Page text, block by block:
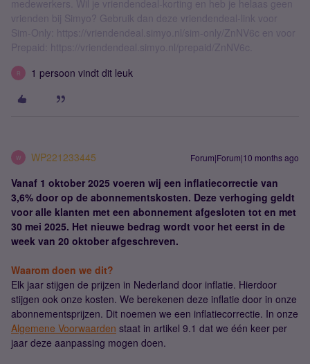
medewerkers. Wil je vriendendeal-korting en heb je helaas geen
vrienden bij Simyo? Gebruik dan deze vriendendeal-link voor
Sim-Only: https://vriendendeal.simyo.nl/sim-only/ZnNV6c en voor
Prepaid: https://vriendendeal.simyo.nl/prepaid/ZnNV6c.
R 1 persoon vindt dit leuk
W WP221233445 Forum|Forum|10 months ago
Vanaf 1 oktober 2025 voeren wij een inflatiecorrectie van
3,6% door op de abonnementskosten. Deze verhoging geldt
voor alle klanten met een abonnement afgesloten tot en met
30 mei 2025. Het nieuwe bedrag wordt voor het eerst in de
week van 20 oktober afgeschreven.
Waarom doen we dit?
Elk jaar stijgen de prijzen in Nederland door inflatie. Hierdoor
stijgen ook onze kosten. We berekenen deze inflatie door in onze
abonnementsprijzen. Dit noemen we een inflatiecorrectie. In onze
Algemene Voorwaarden staat in artikel 9.1 dat we één keer per
jaar deze aanpassing mogen doen.